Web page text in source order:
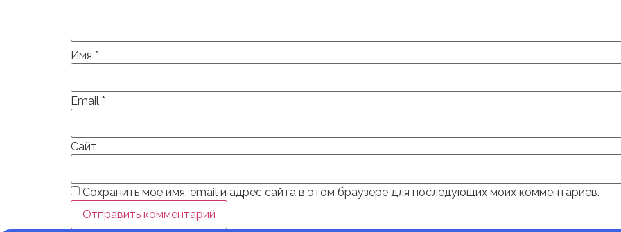
Имя *
Email *
Сайт
Сохранить моё имя, email и адрес сайта в этом браузере для последующих моих комментариев.